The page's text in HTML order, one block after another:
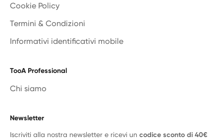
Cookie Policy
Termini & Condizioni
Informativi identificativi mobile
TooA Professional
Chi siamo
Newsletter
Iscriviti alla nostra newsletter e ricevi un codice sconto di 40€